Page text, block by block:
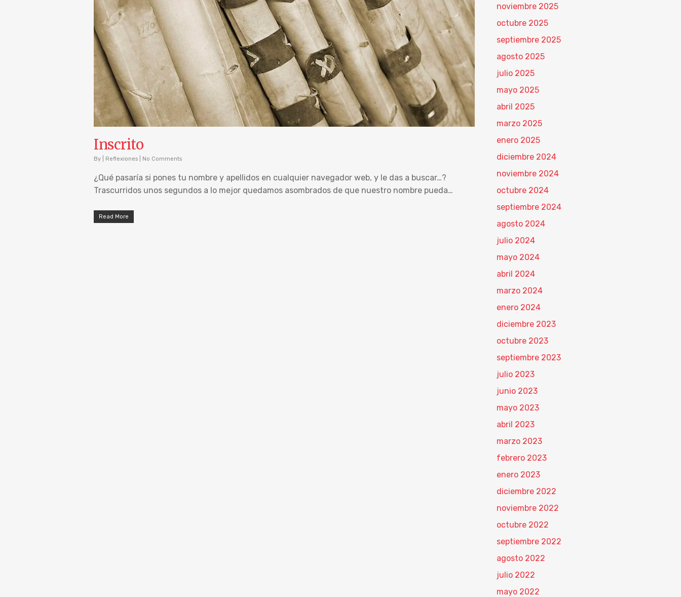
Inscrito
By Reflexiones No Comments
¿Qué pasaría si pones tu nombre y apellidos en cualquier navegador web, y le das a buscar…?
Trascurridos unos segundos a lo mejor quedamos asombrados de que nuestro nombre pueda…
Read More
noviembre 2025
octubre 2025
septiembre 2025
agosto 2025
julio 2025
mayo 2025
abril 2025
marzo 2025
enero 2025
diciembre 2024
noviembre 2024
octubre 2024
septiembre 2024
agosto 2024
julio 2024
mayo 2024
abril 2024
marzo 2024
enero 2024
diciembre 2023
octubre 2023
septiembre 2023
julio 2023
junio 2023
mayo 2023
abril 2023
marzo 2023
febrero 2023
enero 2023
diciembre 2022
noviembre 2022
octubre 2022
septiembre 2022
agosto 2022
julio 2022
mayo 2022